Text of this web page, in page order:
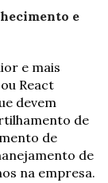
e
e mais
React
devem
de
de
de
na empresa.